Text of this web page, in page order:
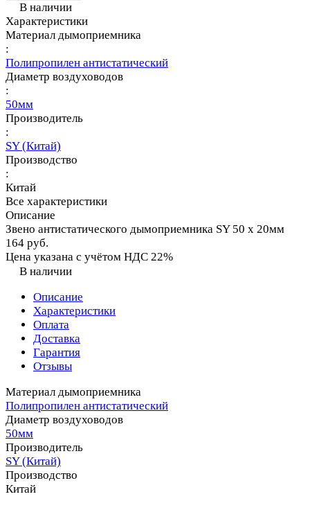
В наличии
Характеристики
Материал дымоприемника
:
Полипропилен антистатический
Диаметр воздуховодов
:
50мм
Производитель
:
SY (Китай)
Производство
:
Китай
Все характеристики
Описание
Звено антистатического дымоприемника SY 50 х 20мм
164 руб.
Цена указана с учётом НДС 22%
В наличии
Описание
Характеристики
Оплата
Доставка
Гарантия
Отзывы
Материал дымоприемника
Полипропилен антистатический
Диаметр воздуховодов
50мм
Производитель
SY (Китай)
Производство
Китай